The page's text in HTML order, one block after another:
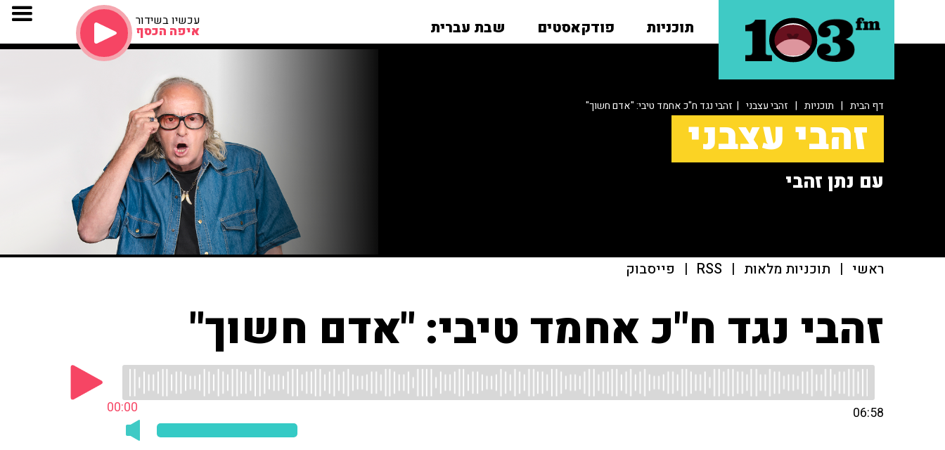
תוכניות פודקאסטים שבת עברית עכשיו בשידור
איפה הכסף
דף הבית | תוכניות | זהבי עצבני | זהבי נגד ח"כ אחמד טיבי: "אדם חשוך"
זהבי עצבני
עם נתן זהבי
ראשי | תוכניות מלאות |
RSS
| פייסבוק
זהבי נגד ח"כ אחמד טיבי: "אדם חשוך"
00:00 06:58